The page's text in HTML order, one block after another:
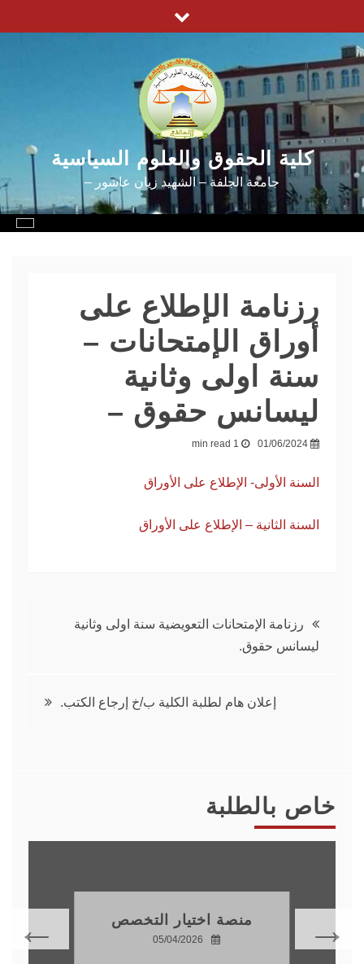
to
content
كلية الحقوق والعلوم السياسية
جامعة الجلفة – الشهيد زيان عاشور –
رزنامة الإطلاع على
أوراق الإمتحانات –
سنة اولى وثانية
ليسانس حقوق –
01/06/2024
1 min read
السنة الأولى- الإطلاع على الأوراق
السنة الثانية – الإطلاع على الأوراق
تصفّح
المقالات
رزنامة الإمتحانات التعويضية سنة اولى وثانية
ليسانس حقوق.
إعلان هام لطلبة الكلية ب/خ إرجاع الكتب.
خاص بالطلبة
منصة اختيار التخصص
05/04/2026